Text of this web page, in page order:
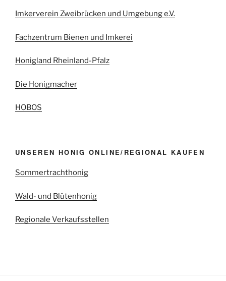
Imkerverein Zweibrücken und Umgebung e.V.
Fachzentrum Bienen und Imkerei
Honigland Rheinland-Pfalz
Die Honigmacher
HOBOS
UNSEREN HONIG ONLINE/REGIONAL KAUFEN
Sommertrachthonig
Wald- und Blütenhonig
Regionale Verkaufsstellen